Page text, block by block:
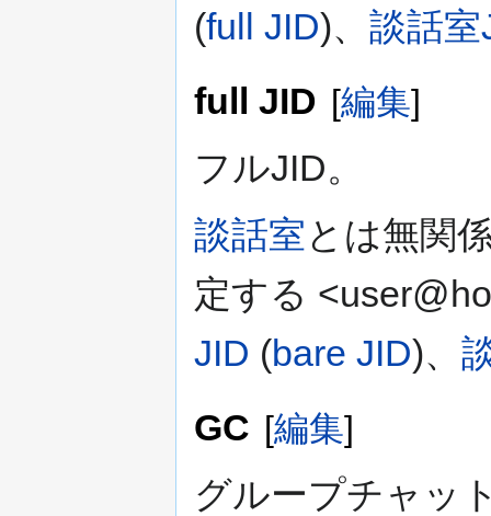
(full JID)、 談話室
full JID [編集]
フルJID。
談話室 とは無関
定する
JID (bare JID)、
GC [編集]
グループチャッ